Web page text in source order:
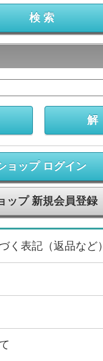
ョップ ログイン
ップ 新規会員登録
く表記（返品など）